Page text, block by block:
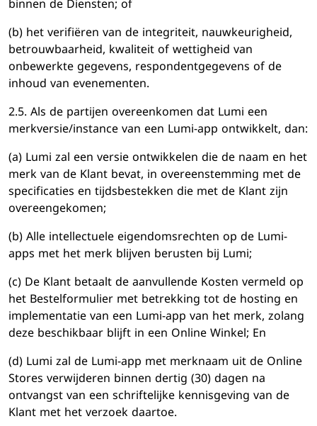
(b) het verifiëren van de integriteit, nauwkeurigheid,
betrouwbaarheid, kwaliteit of wettigheid van
onbewerkte gegevens, respondentgegevens of de
inhoud van evenementen.
2.5. Als de partijen overeenkomen dat Lumi een
merkversie/instance van een Lumi-app ontwikkelt, dan:
(a) Lumi zal een versie ontwikkelen die de naam en het
merk van de Klant bevat, in overeenstemming met de
specificaties en tijdsbestekken die met de Klant zijn
overeengekomen;
(b) Alle intellectuele eigendomsrechten op de Lumi-
apps met het merk blijven berusten bij Lumi;
(c) De Klant betaalt de aanvullende Kosten vermeld op
het Bestelformulier met betrekking tot de hosting en
implementatie van een Lumi-app van het merk, zolang
deze beschikbaar blijft in een Online Winkel; En
(d) Lumi zal de Lumi-app met merknaam uit de Online
Stores verwijderen binnen dertig (30) dagen na
ontvangst van een schriftelijke kennisgeving van de
Klant met het verzoek daartoe.